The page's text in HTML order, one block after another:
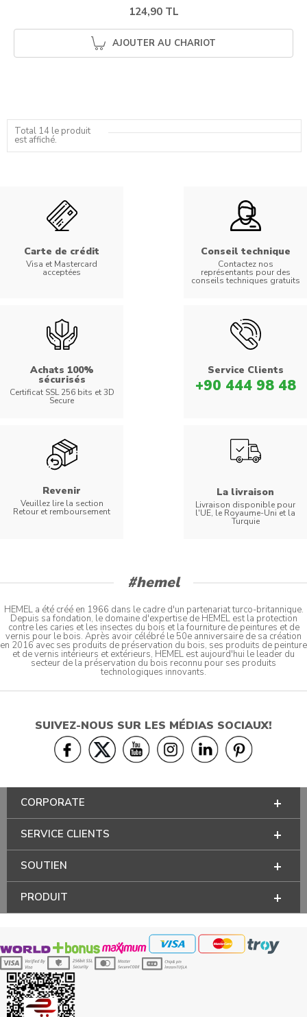
124,90 TL
AJOUTER AU CHARIOT
Total 14 le produit
est affiché.
Carte de crédit
Visa et Mastercard
acceptées
Conseil technique
Contactez nos
représentants pour des
conseils techniques gratuits
Achats 100%
sécurisés
Certificat SSL 256 bits et 3D
Secure
Service Clients
+90 444 98 48
Revenir
Veuillez lire la section
Retour et remboursement
La livraison
Livraison disponible pour
l'UE, le Royaume-Uni et la
Turquie
#hemel
HEMEL a été créé en 1966 dans le cadre d'un partenariat turco-britannique.
Depuis sa fondation, le domaine d'expertise de HEMEL est la protection
contre les caries et les insectes du bois et la fourniture de peintures et de
vernis pour le bois. Après avoir célébré le 50e anniversaire de sa création
en 2016 avec ses produits de préservation du bois, ses produits de peinture
et de vernis intérieurs et extérieurs, HEMEL est aujourd'hui le leader du
secteur de la préservation du bois reconnu pour ses produits
technologiques innovants.
SUIVEZ-NOUS SUR LES MÉDIAS SOCIAUX!
CORPORATE
SERVICE CLIENTS
SOUTIEN
PRODUIT